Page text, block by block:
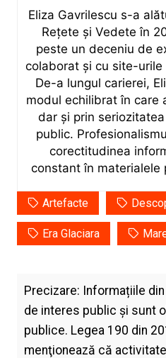
Eliza Gavrilescu s-a
Rețete şi Vedete în
peste un deceniu de
colaborat și cu site-
De-a lungul carierei,
modul echilibrat în care
dar și prin
public.
corectitudinea
constant în materialele
Artefacte
Era Glaciara
Precizare: Informațiile
de interes public și sunt
publice. Legea 190 din
menţionează că